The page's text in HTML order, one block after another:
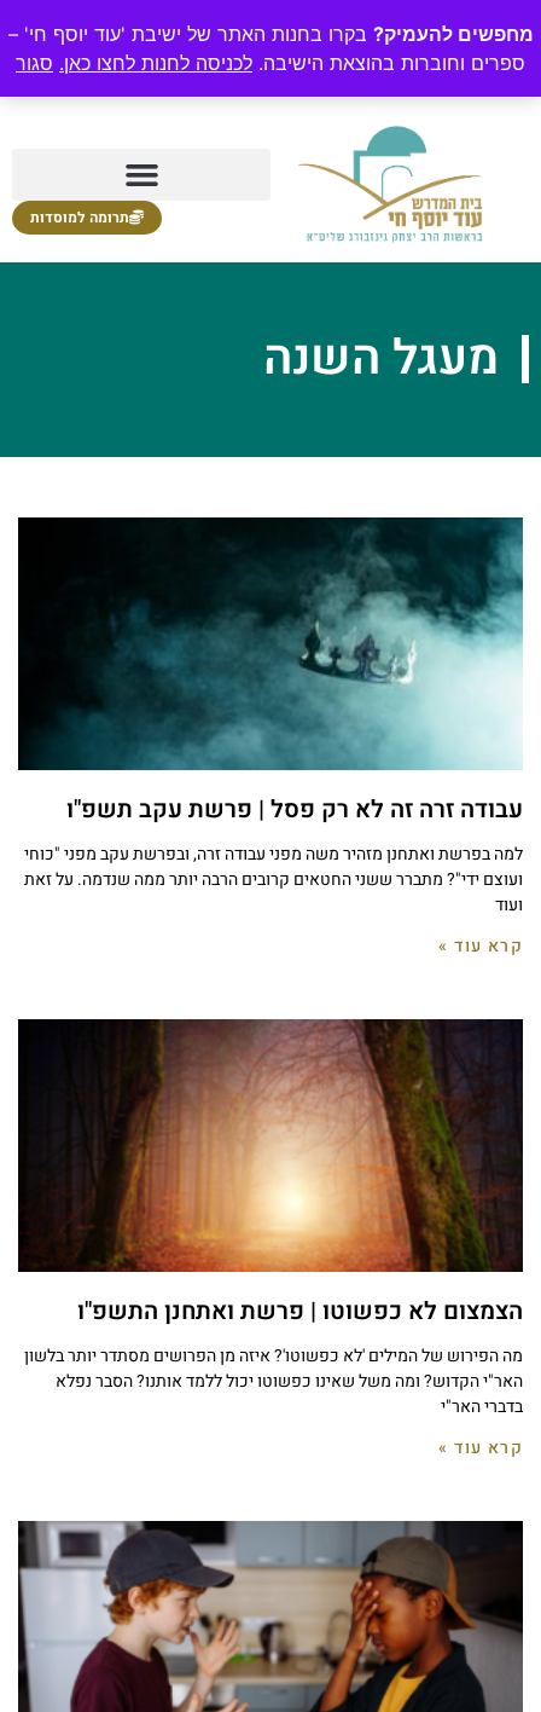
מחפשים להעמיק? בקרו בחנות האתר של ישיבת 'עוד יוסף חי' –
ספרים וחוברות בהוצאת הישיבה. לכניסה לחנות לחצו כאן. סגור
תרומה למוסדות
מעגל השנה
עבודה זרה זה לא רק פסל | פרשת עקב תשפ"ו
למה בפרשת ואתחנן מזהיר משה מפני עבודה זרה, ובפרשת עקב מפני "כוחי
ועוצם ידי"? מתברר ששני החטאים קרובים הרבה יותר ממה שנדמה. על זאת
ועוד
קרא עוד »
הצמצום לא כפשוטו | פרשת ואתחנן התשפ"ו
מה הפירוש של המילים 'לא כפשוטו'? איזה מן הפרושים מסתדר יותר בלשון
האר"י הקדוש? ומה משל שאינו כפשוטו יכול ללמד אותנו? הסבר נפלא
בדברי האר"י
קרא עוד »